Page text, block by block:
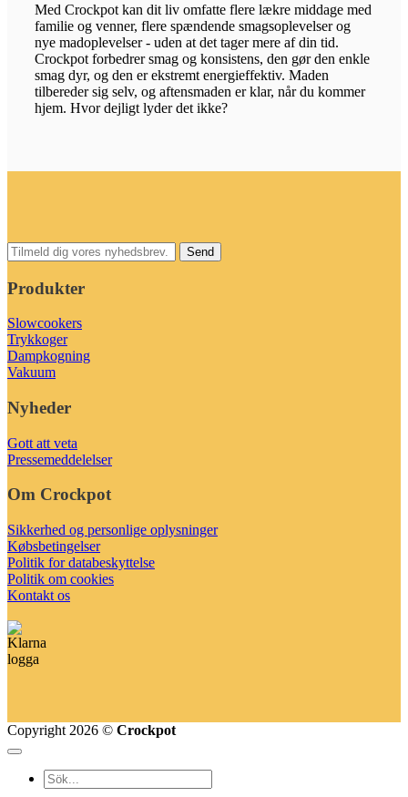
Med Crockpot kan dit liv omfatte flere lækre middage med
familie og venner, flere spændende smagsoplevelser og
nye madoplevelser - uden at det tager mere af din tid.
Crockpot forbedrer smag og konsistens, den gør den enkle
smag dyr, og den er ekstremt energieffektiv. Maden
tilbereder sig selv, og aftensmaden er klar, når du kommer
hjem. Hvor dejligt lyder det ikke?
Produkter
Slowcookers
Trykkoger
Dampkogning
Vakuum
Nyheder
Gott att veta
Pressemeddelelser
Om Crockpot
Sikkerhed og personlige oplysninger
Købsbetingelser
Politik for databeskyttelse
Politik om cookies
Kontakt os
Copyright 2026 © Crockpot